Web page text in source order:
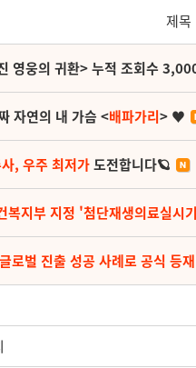
제목
영웅의 귀환> 누적 조회수
자연의 내 가슴 <배파가리> ♥
, 우주 최저가도전합니다🪐
복지부 지정 '첨단재생의료실시
글로벌 진출 성공 사례로 공식 등